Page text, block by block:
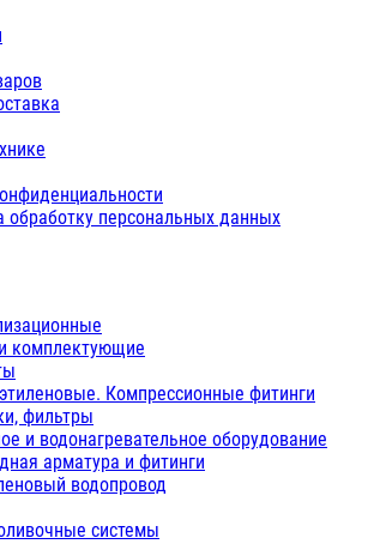
обработку персональных данных
комплектующие
Компрессионные фитинги
фильтры
и водонагревательное оборудование
арматура и фитинги
водопровод
системы